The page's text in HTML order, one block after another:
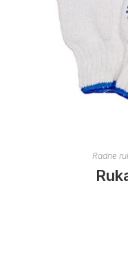
Radne